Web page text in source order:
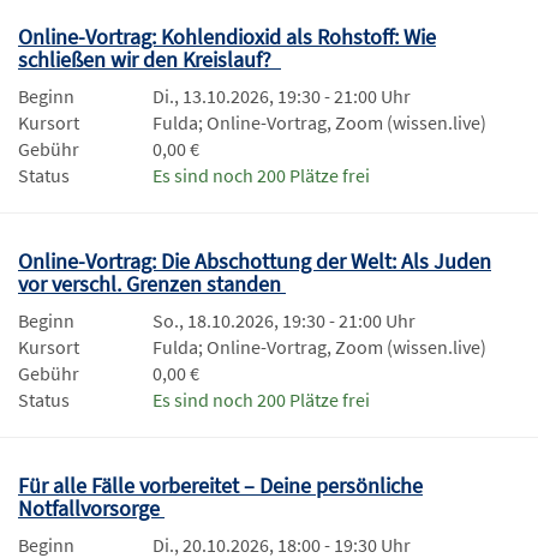
Online-Vortrag: Kohlendioxid als Rohstoff: Wie
schließen wir den Kreislauf?
Beginn
Di., 13.10.2026, 19:30 - 21:00 Uhr
Kursort
Fulda; Online-Vortrag, Zoom (wissen.live)
Gebühr
0,00 €
Status
Es sind noch 200 Plätze frei
Online-Vortrag: Die Abschottung der Welt: Als Juden
vor verschl. Grenzen standen
Beginn
So., 18.10.2026, 19:30 - 21:00 Uhr
Kursort
Fulda; Online-Vortrag, Zoom (wissen.live)
Gebühr
0,00 €
Status
Es sind noch 200 Plätze frei
Für alle Fälle vorbereitet – Deine persönliche
Notfallvorsorge
Beginn
Di., 20.10.2026, 18:00 - 19:30 Uhr